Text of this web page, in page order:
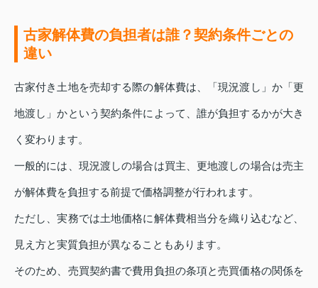
古家解体費の負担者は誰？契約条件ごとの
違い
古家付き土地を売却する際の解体費は、「現況渡し」か「更
地渡し」かという契約条件によって、誰が負担するかが大き
く変わります。
一般的には、現況渡しの場合は買主、更地渡しの場合は売主
が解体費を負担する前提で価格調整が行われます。
ただし、実務では土地価格に解体費相当分を織り込むなど、
見え方と実質負担が異なることもあります。
そのため、売買契約書で費用負担の条項と売買価格の関係を